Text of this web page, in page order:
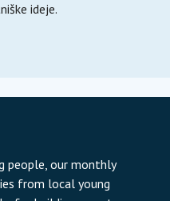
ideje.
people, our monthly
from local young